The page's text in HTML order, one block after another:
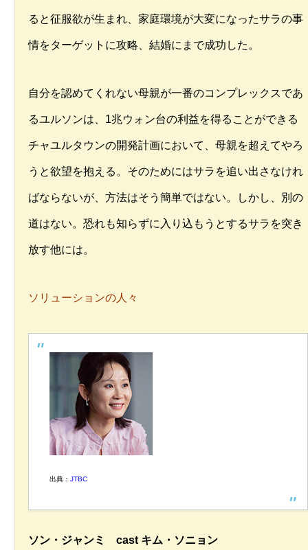
ると征服欲が生まれ、家庭環境が大変になったサラの事
情をターゲットに攻略、結婚にまで成功した。
自分を認めてくれない母親が一番のコンプレックスであ
るユルソンは、1兆ウォン台の利益を得ることができる
チャユルタウンの開発計画において、母親を超えてやろ
うと欲望を抱える。そのためにはサラを追い出さなけれ
ばならないが、方法はそう簡単ではない。しかし、別の
道はない。恐れも知らずに入り込もうとするサラを突き
放す他には。
ソリューションの人々
出典： JTBC
ソン・ジャンミ cast キム・ソニョン